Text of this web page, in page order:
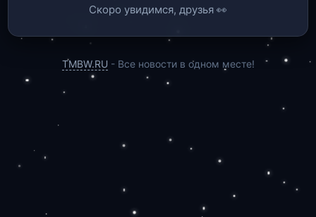
Скоро увидимся, друзья 👀
TMBW.RU - Все новости в одном месте!